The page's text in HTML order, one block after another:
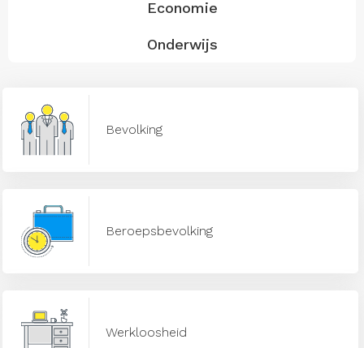
Economie
Onderwijs
Bevolking
Beroepsbevolking
Werkloosheid